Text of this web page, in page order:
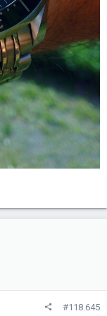
#118.645